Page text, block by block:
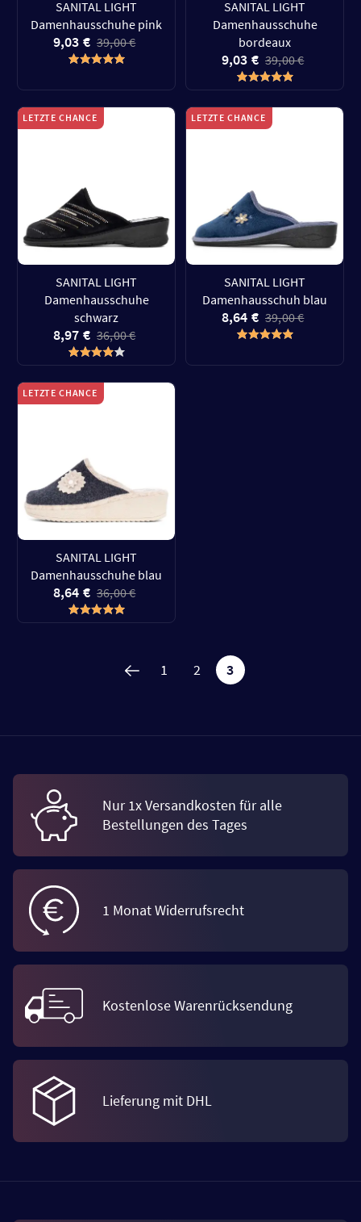
SANITAL LIGHT
Damenhausschuhe pink
9,03 € 39,00 €
SANITAL LIGHT
Damenhausschuhe
bordeaux
9,03 € 39,00 €
LETZTE CHANCE
SANITAL LIGHT
Damenhausschuhe
schwarz
8,97 € 36,00 €
LETZTE CHANCE
SANITAL LIGHT
Damenhausschuh blau
8,64 € 39,00 €
LETZTE CHANCE
SANITAL LIGHT
Damenhausschuhe blau
8,64 € 36,00 €
1 2 3
Nur 1x Versandkosten für alle
Bestellungen des Tages
1 Monat Widerrufsrecht
Kostenlose Warenrücksendung
Lieferung mit DHL